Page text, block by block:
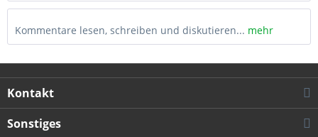
Kommentare lesen, schreiben und diskutieren... mehr
Kontakt
Sonstiges